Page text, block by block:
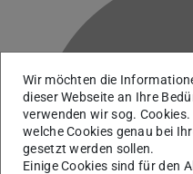
Wir möchten die
dieser Webseite an Ihre
verwenden wir sog.
welche Cookies genau bei
gesetzt werden sollen.
Einige Cookies sind für den